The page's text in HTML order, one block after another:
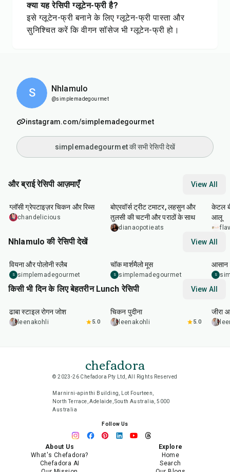
क्या यह रेसिपी ग्लूटेन-फ्री है?
इसे ग्लूटेन-फ्री बनाने के लिए ग्लूटेन-फ्री पास्ता और
सुनिश्चित करें कि वीगन सॉसेज भी ग्लूटेन-फ्री हो।
S Nhlamulo
@simplemadegourmet
instagram.com/simplemadegourmet
simplemadegourmet की सभी रेसिपी देखें
और ब्राई रेसिपी आज़माएँ View All
30 min
ग्लॉसी ग्रेपटाइज़र चिकन और रिब्स
chandelicious
बोएरवॉर्स ट्रीट टमाटर, लहसुन और
तुलसी की चटनी और पराठों के साथ
dianaopotieats
केटल
आलू
Nhlamulo की रेसिपी देखें View All
वियना और पोलोनी स्लैब
S simplemadegourmet
चॉक मार्शमैलो मूस
S simplemadegourmet
आसान
S
किसी भी दिन के लिए बेहतरीन Lunch रेसिपी View All
1 min
ढाबा स्टाइल रोगन जोश
leenakohli 5.0
hr 15
चिकन पुदीना
leenakohli 5.0
जीरा
chefadora
© 2023-26 Chefadora Pty Ltd, All Rights Reserved
Marnirni-apinthi Building, Lot Fourteen,
North Terrace, Adelaide, South Australia, 5000
Australia
Follow Us
About Us
What's Chefadora?
Chefadora AI
Explore
Home
Search